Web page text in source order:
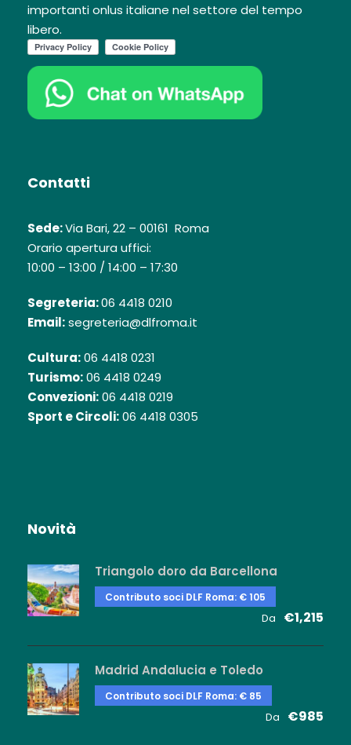
importanti onlus italiane nel settore del tempo
libero.
Contatti
Sede:Via Bari, 22 – 00161 Roma
Orario apertura uffici:
10:00 – 13:00 / 14:00 – 17:30
Segreteria:06 4418 0210
Email:segreteria@dlfroma.it
Cultura:06 4418 0231
Turismo:06 4418 0249
Convezioni:06 4418 0219
Sport e Circoli:06 4418 0305
Novità
Triangolo doro da Barcellona
Contributo soci DLF Roma: € 105
Da €1,215
Madrid Andalucia e Toledo
Contributo soci DLF Roma: € 85
Da €985